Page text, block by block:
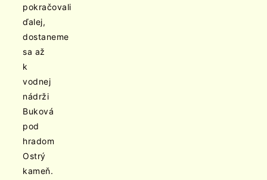
pokračovali
ďalej,
dostaneme
sa až
k
vodnej
nádrži
Buková
pod
hradom
Ostrý
kameň.